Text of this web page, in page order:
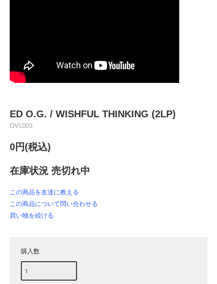
ED O.G. / WISHFUL THINKING (2LP)
OVL003
0円(税込)
在庫状況 売切れ中
この商品を友達に教える
この商品について問い合わせる
買い物を続ける
購入数